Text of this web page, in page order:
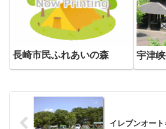
長崎市民ふれあいの森 宇津
イレブンオー